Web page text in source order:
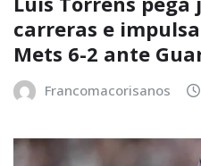
carreras e
Mets 6-2 ante
Francomacorisanos